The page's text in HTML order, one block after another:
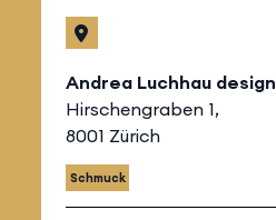
Andrea Luchhau design
Hirschengraben 1,
8001 Zürich
Schmuck